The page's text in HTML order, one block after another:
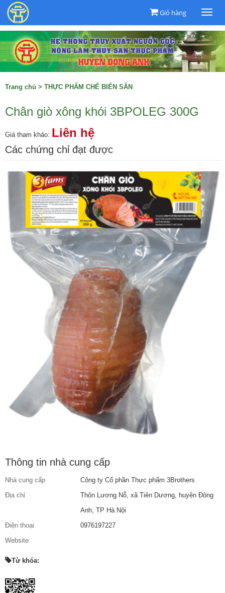
Giỏ hàng
Trang chủ > THỰC PHẨM CHẾ BIẾN SẴN
Chân giò xông khói 3BPOLEG 300G
Giá tham khảo: Liên hệ
Các chứng chỉ đạt được
Thông tin nhà cung cấp
Nhà cung cấp
Công ty Cổ phần Thực phẩm 3Brothers
Địa chỉ
Thôn Lương Nỗ, xã Tiên Dương, huyện Đông
Anh, TP Hà Nội
Điện thoại
0976197227
Website
Từ khóa: